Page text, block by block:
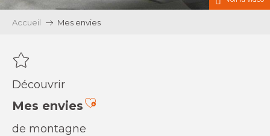
Accueil Mes envies
Découvrir
Mes enviesAjouter aux favoris
de montagne